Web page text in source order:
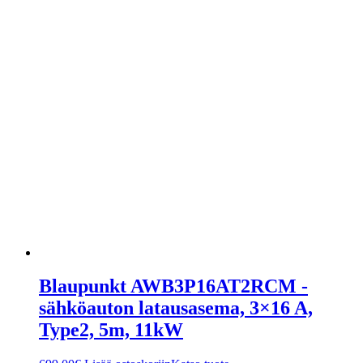
Blaupunkt AWB3P16AT2RCM -
sähköauton latausasema, 3×16 A,
Type2, 5m, 11kW